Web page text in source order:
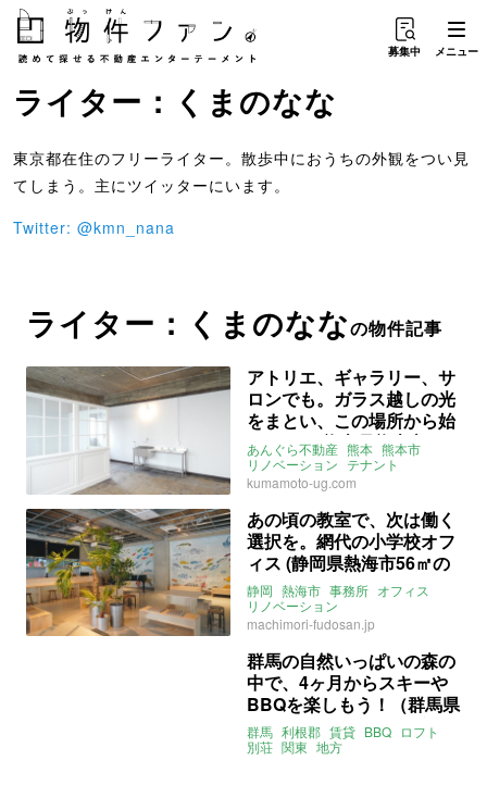
募集中 メニュー
ライター：くまのなな
東京都在住のフリーライター。散歩中におうちの外観をつい見
てしまう。主にツイッターにいます。
Twitter: @kmn_nana
ライター：くまのななの物件記事
アトリエ、ギャラリー、サ
ロンでも。ガラス越しの光
をまとい、この場所から始
めよう。(熊本県熊本市44
㎡の賃貸物件)
あんぐら不動産 熊本 熊本市
リノベーション テナント
アトリエ
ライター：くまのなな
賃貸
kumamoto-ug.com
あの頃の教室で、次は働く
選択を。網代の小学校オフ
ィス (静岡県熱海市56㎡の
賃貸物件)
静岡 熱海市 事務所 オフィス
リノベーション
ライター：くまのなな
machimori-fudosan.jp
群馬の自然いっぱいの森の
中で、4ヶ月からスキーや
BBQを楽しもう！（群馬県
利根郡18.13㎡〜の賃貸物
件）
群馬 利根郡 賃貸 BBQ ロフト
別荘 関東 地方